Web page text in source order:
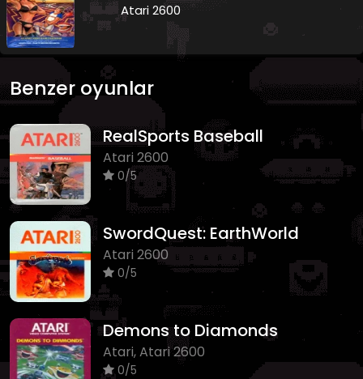
Atari 2600
Benzer oyunlar
RealSports Baseball
Atari 2600
0/5
SwordQuest: EarthWorld
Atari 2600
0/5
Demons to Diamonds
Atari, Atari 2600
0/5